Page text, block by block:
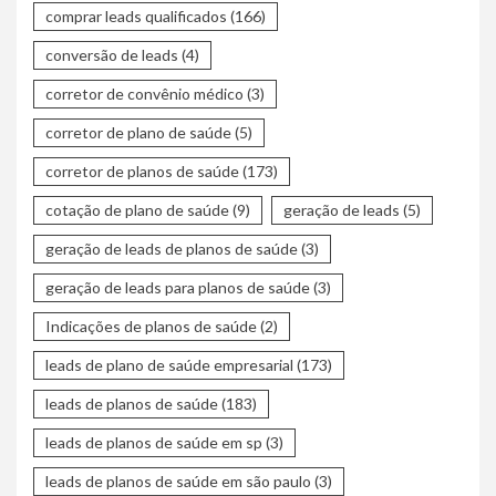
comprar leads qualificados (166)
conversão de leads (4)
corretor de convênio médico (3)
corretor de plano de saúde(5)
corretor de planos de saúde(173)
cotação de plano de saúde(9) geração de leads (5)
geração de leads de planos de saúde(3)
geração de leads para planos de saúde(3)
Indicações de planos de saúde(2)
leads de plano de saúde empresarial (173)
leads de planos de saúde(183)
leads de planos de saúde em sp (3)
leads de planos de saúde em são paulo (3)